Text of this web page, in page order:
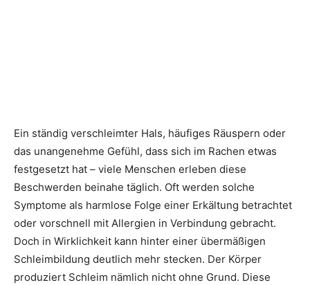
Ein ständig verschleimter Hals, häufiges Räuspern oder
das unangenehme Gefühl, dass sich im Rachen etwas
festgesetzt hat – viele Menschen erleben diese
Beschwerden beinahe täglich. Oft werden solche
Symptome als harmlose Folge einer Erkältung betrachtet
oder vorschnell mit Allergien in Verbindung gebracht.
Doch in Wirklichkeit kann hinter einer übermäßigen
Schleimbildung deutlich mehr stecken. Der Körper
produziert Schleim nämlich nicht ohne Grund. Diese